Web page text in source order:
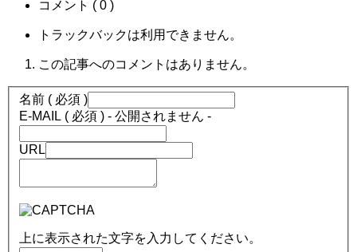
コメント ( 0 )
トラックバックは利用できません。
この記事へのコメントはありません。
名前 ( 必須 )
E-MAIL ( 必須 ) - 公開されません -
URL
上に表示された文字を入力してください。